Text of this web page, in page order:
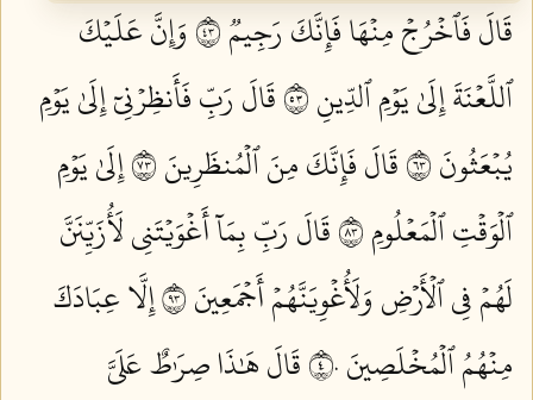
قَالَ فَٱخۡرُجۡ مِنۡهَا فَإِنَّكَ رَجِيمٞ ٣٤
وَإِنَّ عَلَيۡكَ
ٱللَّعۡنَةَ إِلَىٰ يَوۡمِ ٱلدِّينِ ٣٥
قَالَ رَبِّ فَأَنظِرۡنِيٓ إِلَىٰ يَوۡمِ
يُبۡعَثُونَ ٣٦
قَالَ فَإِنَّكَ مِنَ ٱلۡمُنظَرِينَ ٣٧
إِلَىٰ يَوۡمِ
ٱلۡوَقۡتِ ٱلۡمَعۡلُومِ ٣٨
قَالَ رَبِّ بِمَآ أَغۡوَيۡتَنِي لَأُزَيِّنَنَّ
لَهُمۡ فِي ٱلۡأَرۡضِ وَلَأُغۡوِيَنَّهُمۡ أَجۡمَعِينَ ٣٩
إِلَّا عِبَادَكَ
مِنۡهُمُ ٱلۡمُخۡلَصِينَ ٤٠
قَالَ هَٰذَا صِرَٰطٌ عَلَيَّ